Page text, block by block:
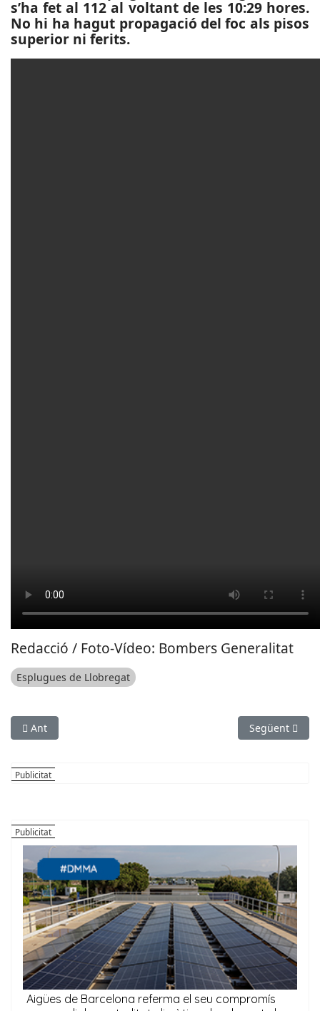
s’ha fet al 112 al voltant de les 10:29 hores.
No hi ha hagut propagació del foc als pisos
superior ni ferits.
Redacció / Foto-Vídeo: Bombers Generalitat
Esplugues de Llobregat
Article anterior: SUCCESSOS: Incendi en un habitatge del
Ant Article
Següent